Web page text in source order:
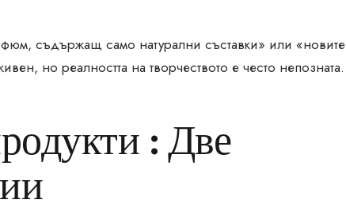
съдържащ само натурални съставки» или «новите
но реалността на творчеството е често непозната.
: Две